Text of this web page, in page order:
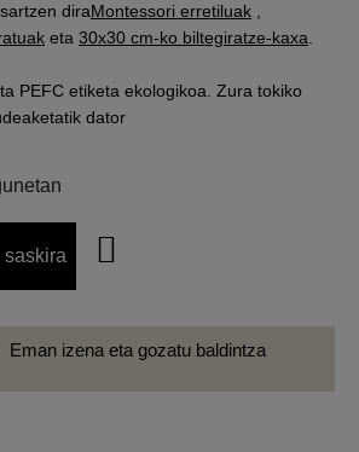
diraMontessori erretiluak ,
eta 30x30 cm-ko biltegiratze-kaxa.
PEFC etiketa ekologikoa. Zura tokiko
dator
saskira
Eman izena eta gozatu baldintza